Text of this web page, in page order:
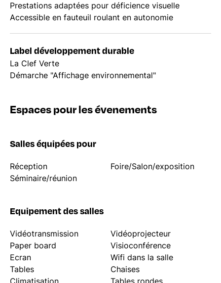
Prestations adaptées pour déficience visuelle
Accessible en fauteuil roulant en autonomie
Label développement durable
La Clef Verte
Démarche "Affichage environnemental"
Espaces pour les évenements
Salles équipées pour
Réception
Foire/Salon/exposition
Séminaire/réunion
Equipement des salles
Vidéotransmission
Vidéoprojecteur
Paper board
Visioconférence
Ecran
Wifi dans la salle
Tables
Chaises
Climatisation
Tables rondes